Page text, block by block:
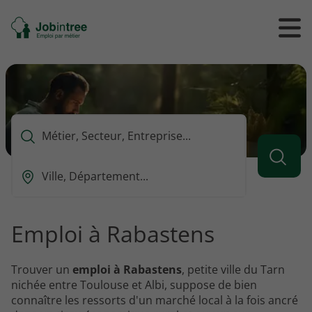
Se
rendre
l'accueil
Ouvrir
/
le
Que
vous
rechercher
Ou
vous
voulez
rechercher
?
Emploi à Rabastens
Trouver un emploi à Rabastens, petite ville du Tarn
nichée entre Toulouse et Albi, suppose de bien
connaître les ressorts d'un marché local à la fois ancré